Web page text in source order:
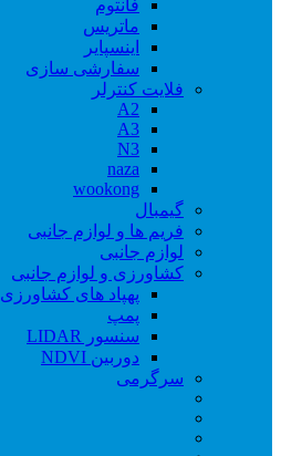
فانتوم
ماتریس
اینسپایر
سفارشی سازی
فلایت کنترلر
A2
A3
N3
naza
wookong
گیمبال
فریم ها و لوازم جانبی
لوازم جانبی
کشاورزی و لوازم جانبی
پهپاد های کشاورزی
پمپ
سنسور LIDAR
دوربین NDVI
سرگرمی